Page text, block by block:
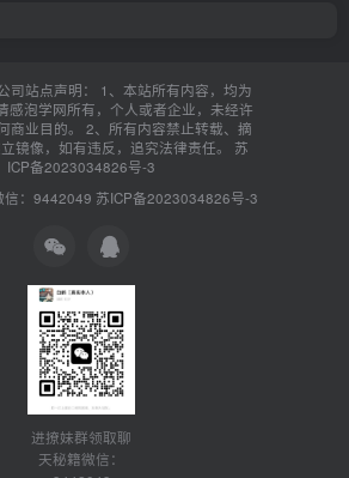
司站点声明： 1、本站所有内容，均为
感泡学网所有，个人或者企业，未经许
商业目的。 2、所有内容禁止转载、摘
镜像，如有违反，追究法律责任。 苏
ICP备2023034826号-3
信：9442049 苏ICP备2023034826号-3
进撩妹群领取聊
天秘籍微信：